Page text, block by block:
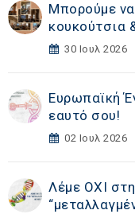
Μπορούμε
κουκούτσια
30 Ιουλ 2026
Ευρωπαϊκή
εαυτό σου!
02 Ιουλ 2026
Λέμε ΟΧΙ